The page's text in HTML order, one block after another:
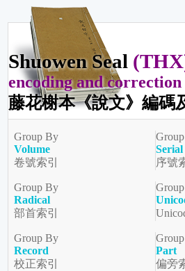
Shuowen Seal
encoding and
藤花榭本《說文》編碼
Group By
Volume
卷號索引
序號
Group By
Radical
部首索引
Group By
Record
校正索引
Part
偏旁